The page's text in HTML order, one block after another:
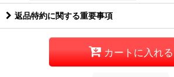
返品特約に関する重要事項
カートに入れる